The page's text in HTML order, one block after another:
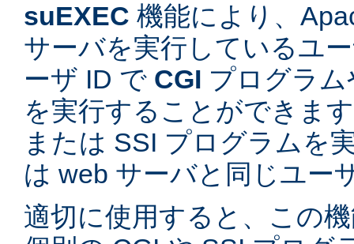
suEXEC 機能により、
サーバを実行しているユ
ーザ ID で CGI プログラ
を実行することができま
または SSI プログラムを
は web サーバと同じユー
適切に使用すると、この